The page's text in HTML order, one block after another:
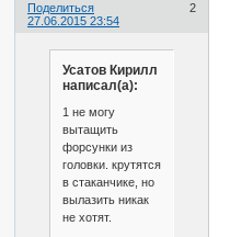
Поделиться
2
27.06.2015 23:54
Усатов Кирилл
написал(а):
1 не могу
вытащить
форсунки из
головки. крутятся
в стаканчике, но
вылазить никак
не хотят.